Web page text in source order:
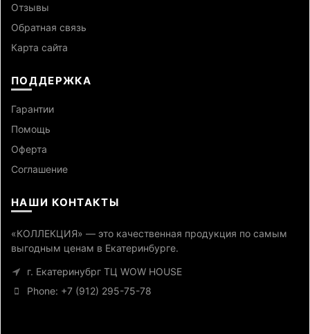
Отзывы
Обратная связь
Карта сайта
ПОДДЕРЖКА
Гарантии
Помощь
Оферта
Cоглашение
НАШИ КОНТАКТЫ
«КОЛЛЕКЦИЯ» — это качественная продукция по самым
выгодным ценам в Екатеринбурге.
г. Екатеринубрг ТЦ WOW HOUSE
Phone: +7 (912) 295-75-78